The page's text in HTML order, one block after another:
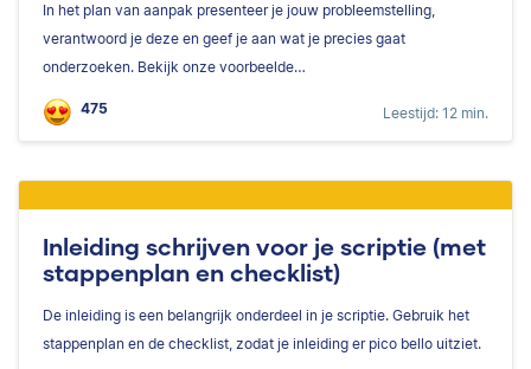
In het plan van aanpak presenteer je jouw probleemstelling,
verantwoord je deze en geef je aan wat je precies gaat
onderzoeken. Bekijk onze voorbeelde…
475 Leestijd: 12 min.
Inleiding schrijven voor je scriptie (met
stappenplan en checklist)
De inleiding is een belangrijk onderdeel in je scriptie. Gebruik het
stappenplan en de checklist, zodat je inleiding er pico bello uitziet.